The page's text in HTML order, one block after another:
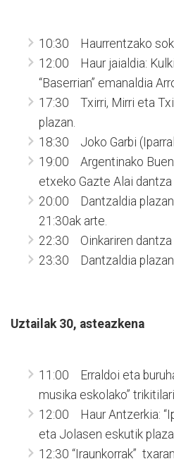
10:30 Haurrentzako
12:00 Haur jaialdia:
“Baserrian” emanaldia
17:30 Txirri, Mirri eta
plazan.
18:30 Joko Garbi
19:00 Argentinako
etxeko Gazte Alai dantza
20:00 Dantzaldia plazan
21:30ak arte.
22:30 Oinkariren dantza
23:30 Dantzaldia plazan
Uztailak 30, asteazkena
11:00 Erraldoi eta
musika eskolako”
12:00 Haur Antzerkia:
eta Jolasen eskutik
12:30 “Iraunkorrak”